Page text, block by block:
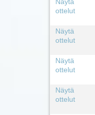
ottelut
Näytä
ottelut
Näytä
ottelut
Näytä
ottelut